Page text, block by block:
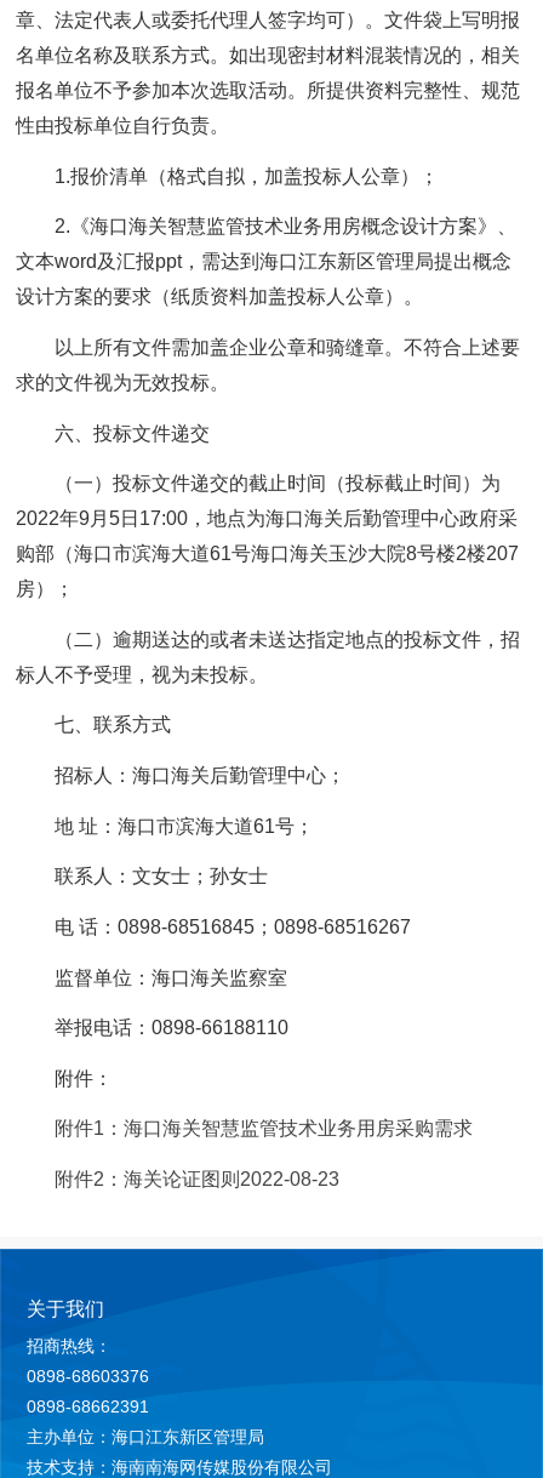
章、法定代表人或委托代理人签字均可）。文件袋上写明报
名单位名称及联系方式。如出现密封材料混装情况的，相关
报名单位不予参加本次选取活动。所提供资料完整性、规范
性由投标单位自行负责。
1.报价清单（格式自拟，加盖投标人公章）；
2.《海口海关智慧监管技术业务用房概念设计方案》、
文本word及汇报ppt，需达到海口江东新区管理局提出概念
设计方案的要求（纸质资料加盖投标人公章）。
以上所有文件需加盖企业公章和骑缝章。不符合上述要
求的文件视为无效投标。
六、投标文件递交
（一）投标文件递交的截止时间（投标截止时间）为
2022年9月5日17:00，地点为海口海关后勤管理中心政府采
购部（海口市滨海大道61号海口海关玉沙大院8号楼2楼207
房）；
（二）逾期送达的或者未送达指定地点的投标文件，招
标人不予受理，视为未投标。
七、联系方式
招标人：海口海关后勤管理中心；
地 址：海口市滨海大道61号；
联系人：文女士；孙女士
电 话：0898-68516845；0898-68516267
监督单位：海口海关监察室
举报电话：0898-66188110
附件：
附件1：海口海关智慧监管技术业务用房采购需求
附件2：海关论证图则2022-08-23
关于我们
招商热线：
0898-68603376
0898-68662391
主办单位：海口江东新区管理局
技术支持：海南南海网传媒股份有限公司